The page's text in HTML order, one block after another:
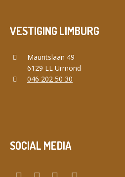
VESTIGING LIMBURG
Mauritslaan 49
6129 EL Urmond
046 202 50 30
SOCIAL MEDIA